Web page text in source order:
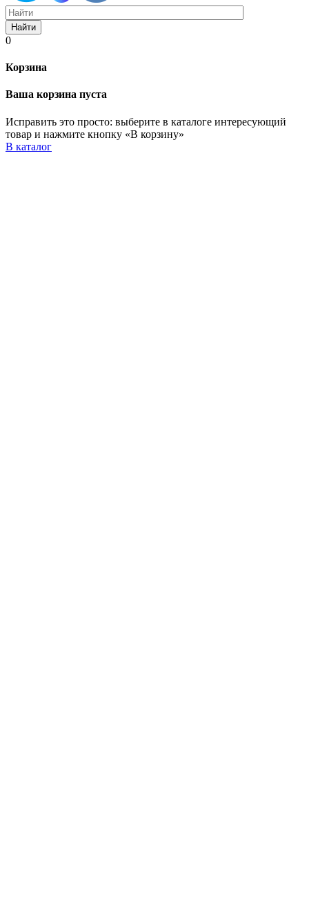
Найти
0
Корзина
Ваша корзина пуста
Исправить это просто: выберите в каталоге интересующий
товар и нажмите кнопку «В корзину»
В каталог